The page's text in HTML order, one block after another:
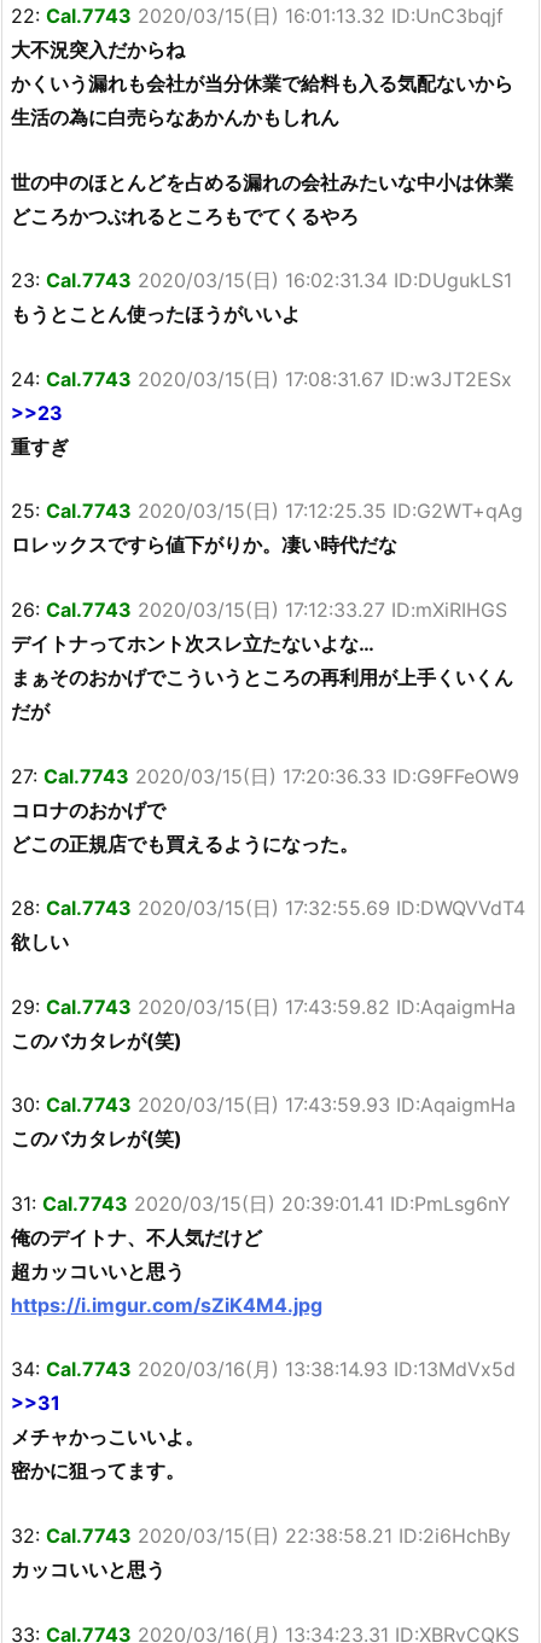
22: Cal.7743 2020/03/15(日) 16:01:13.32 ID:UnC3bqjf
大不況突入だからね
かくいう漏れも会社が当分休業で給料も入る気配ないから
生活の為に白売らなあかんかもしれん
世の中のほとんどを占める漏れの会社みたいな中小は休業
どころかつぶれるところもでてくるやろ
23: Cal.7743 2020/03/15(日) 16:02:31.34 ID:DUgukLS1
もうとことん使ったほうがいいよ
24: Cal.7743 2020/03/15(日) 17:08:31.67 ID:w3JT2ESx
>>23
重すぎ
25: Cal.7743 2020/03/15(日) 17:12:25.35 ID:G2WT+qAg
ロレックスですら値下がりか。凄い時代だな
26: Cal.7743 2020/03/15(日) 17:12:33.27 ID:mXiRIHGS
デイトナってホント次スレ立たないよな…
まぁそのおかげでこういうところの再利用が上手くいくん
だが
27: Cal.7743 2020/03/15(日) 17:20:36.33 ID:G9FFeOW9
コロナのおかげで
どこの正規店でも買えるようになった。
28: Cal.7743 2020/03/15(日) 17:32:55.69 ID:DWQVVdT4
欲しい
29: Cal.7743 2020/03/15(日) 17:43:59.82 ID:AqaigmHa
このバカタレが(笑)
30: Cal.7743 2020/03/15(日) 17:43:59.93 ID:AqaigmHa
このバカタレが(笑)
31: Cal.7743 2020/03/15(日) 20:39:01.41 ID:PmLsg6nY
俺のデイトナ、不人気だけど
超カッコいいと思う
https://i.imgur.com/sZiK4M4.jpg
34: Cal.7743 2020/03/16(月) 13:38:14.93 ID:13MdVx5d
>>31
メチャかっこいいよ。
密かに狙ってます。
32: Cal.7743 2020/03/15(日) 22:38:58.21 ID:2i6HchBy
カッコいいと思う
33: Cal.7743 2020/03/16(月) 13:34:23.31 ID:XBRvCQKS